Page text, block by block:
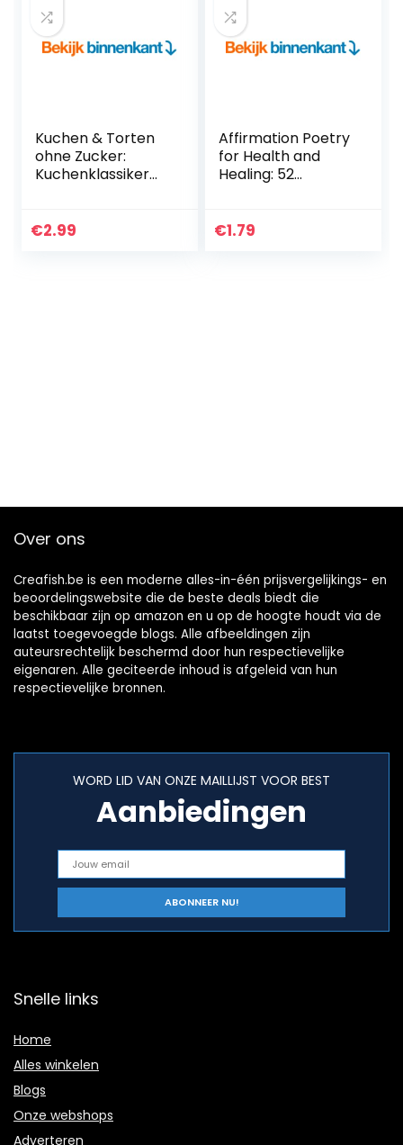
Kuchen & Torten
ohne Zucker:
Kuchenklassiker
Stevia & Co – die
€2.99
Affirmation Poetry
for Health and
Healing: 52
Affirmations
€1.79
Over ons
Creafish.be is een moderne alles-in-één prijsvergelijkings- en
beoordelingswebsite die de beste deals biedt die
beschikbaar zijn op amazon en u op de hoogte houdt via de
laatst toegevoegde blogs. Alle afbeeldingen zijn
auteursrechtelijk beschermd door hun respectievelijke
eigenaren. Alle geciteerde inhoud is afgeleid van hun
respectievelijke bronnen.
WORD LID VAN ONZE MAILLIJST VOOR BEST
Aanbiedingen
Snelle links
Home
Alles winkelen
Blogs
Onze webshops
Adverteren